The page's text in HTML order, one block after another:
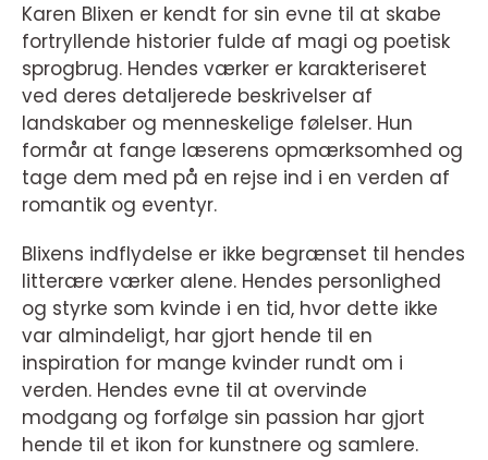
Karen Blixen er kendt for sin evne til at skabe
fortryllende historier fulde af magi og poetisk
sprogbrug. Hendes værker er karakteriseret
ved deres detaljerede beskrivelser af
landskaber og menneskelige følelser. Hun
formår at fange læserens opmærksomhed og
tage dem med på en rejse ind i en verden af
romantik og eventyr.
Blixens indflydelse er ikke begrænset til hendes
litterære værker alene. Hendes personlighed
og styrke som kvinde i en tid, hvor dette ikke
var almindeligt, har gjort hende til en
inspiration for mange kvinder rundt om i
verden. Hendes evne til at overvinde
modgang og forfølge sin passion har gjort
hende til et ikon for kunstnere og samlere.